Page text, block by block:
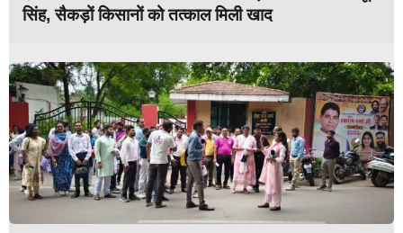
सिंह, सैकड़ों किसानों को तत्काल मिली खाद